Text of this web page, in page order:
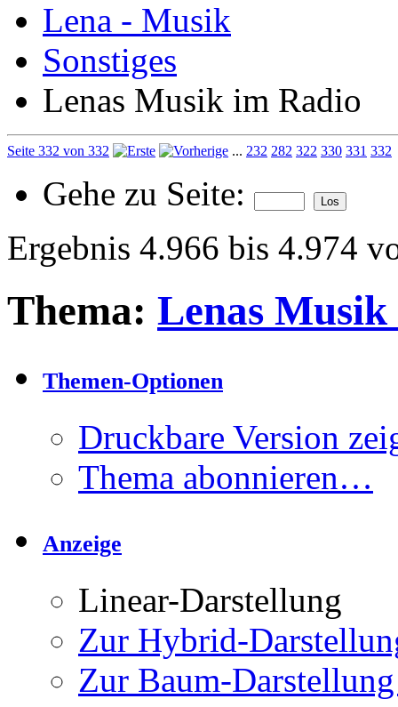
Lena - Musik
Sonstiges
Lenas Musik im Radio
Seite 332 von 332 ... 232 282 322 330 331 332
Gehe zu Seite:
Ergebnis 4.966 bis 4.974
Thema: Lenas
Themen-Optionen
Druckbare Version
Thema abonnieren…
Anzeige
Linear-Darstellung
Zur Hybrid-
Zur Baum-